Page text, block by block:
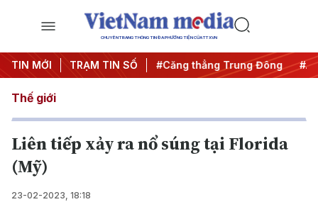
CHUYÊN TRANG THÔNG TIN ĐA PHƯƠNG TIỆN CỦA TTXVN
TIN MỚI TRẠM TIN SỐ
#Chống khai thác IUU #Căng thẳng Trung Đông
Thế giới
Liên tiếp xảy ra nổ súng tại Florida
(Mỹ)
23-02-2023, 18:18